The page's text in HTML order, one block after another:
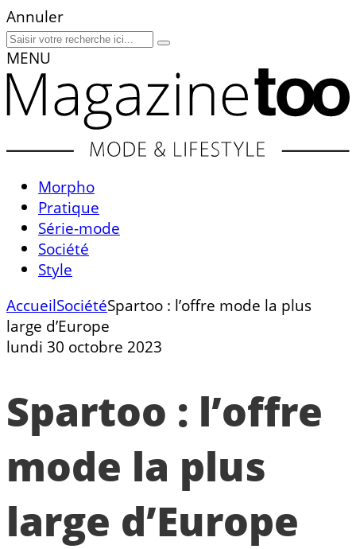
Annuler
MENU
Morpho
Pratique
Série-mode
Société
Style
AccueilSociétéSpartoo : l’offre mode la plus
large d’Europe
lundi 30 octobre 2023
Spartoo : l’offre
mode la plus
large d’Europe